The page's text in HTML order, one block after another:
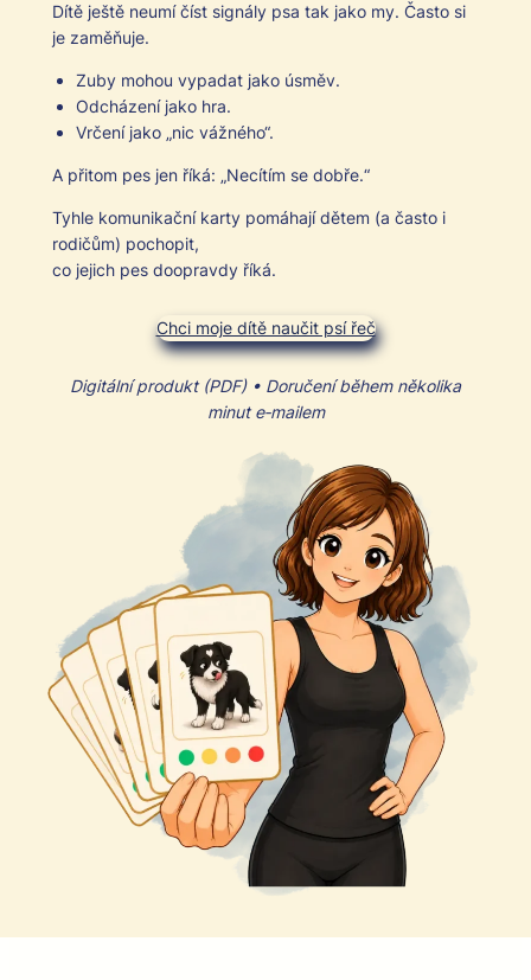
Dítě ještě neumí číst signá­ly psa tak jako my. Čas­to si
je zaměňu­je.
Zuby mohou vypa­dat jako úsměv.
Odcházení jako hra.
Vrčení jako „nic vážného“.
A přit­om pes jen říká: „Necítím se dobře.“
Tyh­le komu­nikační kar­ty pomáha­jí dětem (a čas­to i
rodičům) pocho­pit,
co jejich pes doopravdy říká.
Chci moje dítě naučit psí řeč
Dig­itál­ní pro­dukt (PDF) • Doručení během něko­li­ka
min­ut e‑mailem